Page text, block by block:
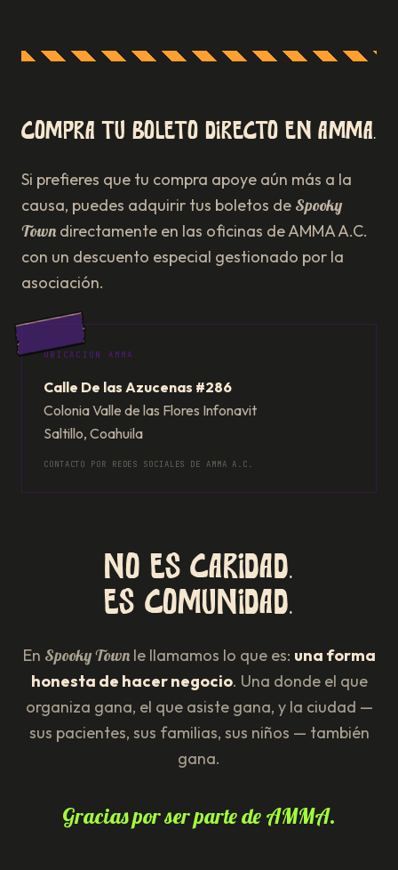
Compra tu boleto directo en AMMA.
Si prefieres que tu compra apoye aún más a la
causa, puedes adquirir tus boletos de Spooky
Town directamente en las oficinas de AMMA A.C.
con un descuento especial gestionado por la
asociación.
UBICACIÓN AMMA
Calle De las Azucenas #286
Colonia Valle de las Flores Infonavit
Saltillo, Coahuila
CONTACTO POR REDES SOCIALES DE AMMA A.C.
No es caridad.
Es comunidad.
En Spooky Townle llamamos lo que es: una forma
honesta de hacer negocio. Una donde el que
organiza gana, el que asiste gana, y la ciudad —
sus pacientes, sus familias, sus niños — también
gana.
Gracias por ser parte de AMMA.